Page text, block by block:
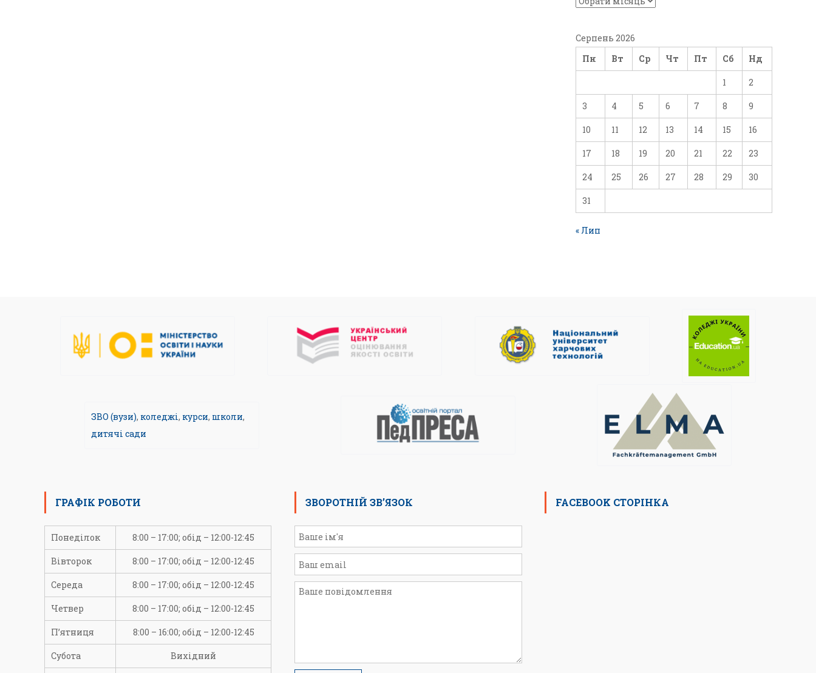
Серпень 2026
Пн
Вт Ср Чт Пт Сб Нд
1 2
3 4 5 6 7 8 9
10 11 12 13 14 15 16
17 18 19 20 21 22 23
24 25 26 27 28 29 30
31
« Лип
ЗВО (вузи), коледжі, курси, школи,
дитячі сади
ГРАФІК РОБОТИ
Понеділок 8:00 – 17:00; обід – 12:00-12:45
Вівторок 8:00 – 17:00; обід – 12:00-12:45
Середа 8:00 – 17:00; обід – 12:00-12:45
Четвер 8:00 – 17:00; обід – 12:00-12:45
П’ятниця 8:00 – 16:00; обід – 12:00-12:45
Субота Вихідний
ЗВОРОТНІЙ ЗВ’ЯЗОК FACEBOOK СТОРІНКА